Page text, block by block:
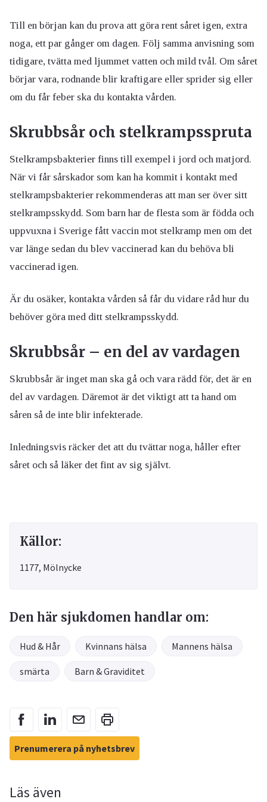
Till en början kan du prova att göra rent såret igen, extra
noga, ett par gånger om dagen. Följ samma anvisning som
tidigare, tvätta med ljummet vatten och mild tvål. Om såret
börjar vara, rodnande blir kraftigare eller sprider sig eller
om du får feber ska du kontakta vården.
Skrubbsår och stelkrampsspruta
Stelkrampsbakterier finns till exempel i jord och matjord.
När vi får sårskador som kan ha kommit i kontakt med
stelkrampsbakterier rekommenderas att man ser över sitt
stelkrampsskydd. Som barn har de flesta som är födda och
uppvuxna i Sverige fått vaccin mot stelkramp men om det
var länge sedan du blev vaccinerad kan du behöva bli
vaccinerad igen.
Är du osäker, kontakta vården så får du vidare råd hur du
behöver göra med ditt stelkrampsskydd.
Skrubbsår – en del av vardagen
Skrubbsår är inget man ska gå och vara rädd för, det är en
del av vardagen. Däremot är det viktigt att ta hand om
såren så de inte blir infekterade.
Inledningsvis räcker det att du tvättar noga, håller efter
såret och så läker det fint av sig självt.
Källor:
1177, Mölnycke
Den här sjukdomen handlar om:
Hud & Hår Kvinnans hälsa Mannens hälsa
smärta Barn & Graviditet
Prenumerera på nyhetsbrev
Läs även